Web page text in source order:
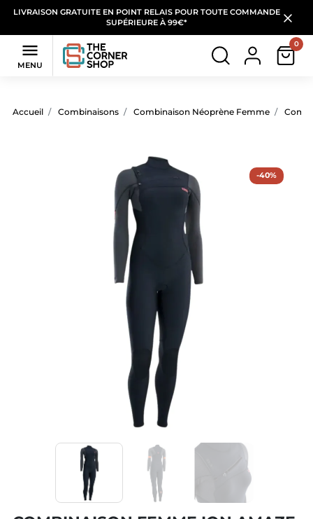
LIVRAISON GRATUITE EN POINT RELAIS POUR TOUTE COMMANDE
SUPÉRIEURE À 99€*

MENU
0
Accueil Combinaisons Combinaison Néoprène Femme
-40%